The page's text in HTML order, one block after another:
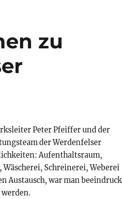
zu
Peter Pfeiffer und der
der Werdenfelser
Aufenthaltsraum,
Schreinerei, Weberei
Austausch, war man